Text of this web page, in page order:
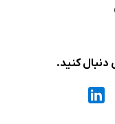
دنبال کنید.